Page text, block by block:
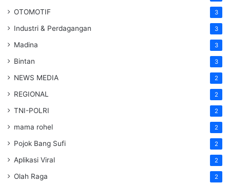
OTOMOTIF 3
Industri & Perdagangan 3
Madina 3
Bintan 3
NEWS MEDIA 2
REGIONAL 2
TNI-POLRI 2
mama rohel 2
Pojok Bang Sufi 2
Aplikasi Viral 2
Olah Raga 2